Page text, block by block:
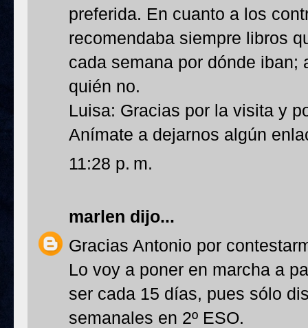
preferida. En cuanto a los
recomendaba siempre libros
cada semana por dónde
quién no.
Luisa: Gracias por la visita y
Anímate a dejarnos algún
11:28 p. m.
marlen dijo...
Gracias Antonio por
Lo voy a poner en marcha a
ser cada 15 días, pues sólo
semanales en 2º ESO.